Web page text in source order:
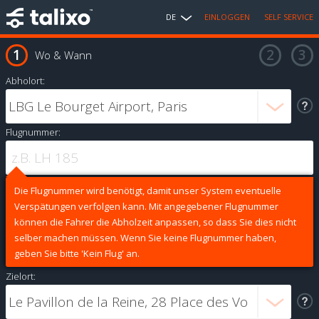
DE EINLOGGEN SELF SERVICE
Wo & Wann
Abholort:
Flugnummer:
Die Flugnummer wird benötigt, damit unser System eventuelle
Verspätungen verfolgen kann. Mit angegebener Flugnummer
können die Fahrer die Abholzeit anpassen, so dass Sie dies nicht
selber machen müssen. Wenn Sie keine Flugnummer haben,
geben Sie bitte 'Kein Flug' an.
Zielort: